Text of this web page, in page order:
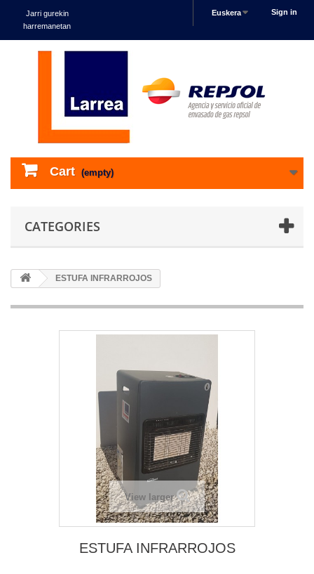
Sign in
Euskera
Jarri gurekin
harremanetan
Cart (empty)
CATEGORIES
ESTUFA INFRARROJOS
View larger
ESTUFA INFRARROJOS